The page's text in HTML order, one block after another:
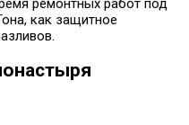
ремонтных работ под
как защитное